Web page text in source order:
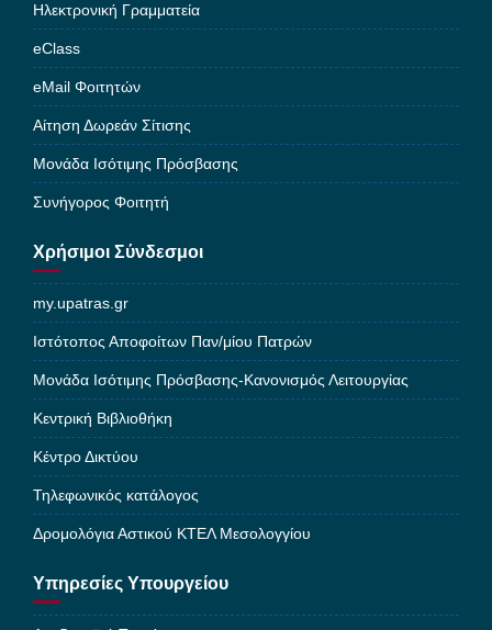
Ηλεκτρονική Γραμματεία
eClass
eMail Φοιτητών
Αίτηση Δωρεάν Σίτισης
Μονάδα Ισότιμης Πρόσβασης
Συνήγορος Φοιτητή
Χρήσιμοι Σύνδεσμοι
my.upatras.gr
Ιστότοπος Αποφοίτων Παν/μίου Πατρών
Μονάδα Ισότιμης Πρόσβασης-Κανονισμός Λειτουργίας
Κεντρική Βιβλιοθήκη
Κέντρο Δικτύου
Τηλεφωνικός κατάλογος
Δρομολόγια Αστικού ΚΤΕΛ Μεσολογγίου
Υπηρεσίες Υπουργείου